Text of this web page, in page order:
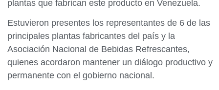
plantas que fabrican este producto en Venezuela.
Estuvieron presentes los representantes de 6 de las
principales plantas fabricantes del país y la
Asociación Nacional de Bebidas Refrescantes,
quienes acordaron mantener un diálogo productivo y
permanente con el gobierno nacional.